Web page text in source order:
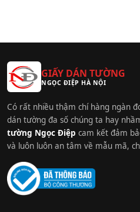
GIẤY DÁN TƯỜNG
NGỌC ĐIỆP HÀ NỘI
Có rất nhiều thậm chí hàng ngàn
dán tường đa số chúng ta hay
tường Ngọc Điệp cam kết đảm
và luôn luôn an tâm về mẫu mã,